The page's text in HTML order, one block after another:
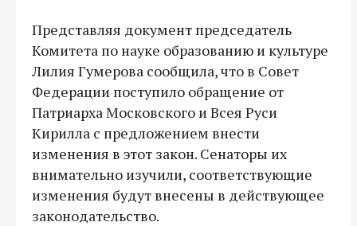
Представляя документ председатель
Комитета по науке образованию и культуре
Лилия Гумерова сообщила, что в Совет
Федерации поступило обращение от
Патриарха Московского и Всея Руси
Кирилла с предложением внести
изменения в этот закон. Сенаторы их
внимательно изучили, соответствующие
изменения будут внесены в действующее
законодательство.